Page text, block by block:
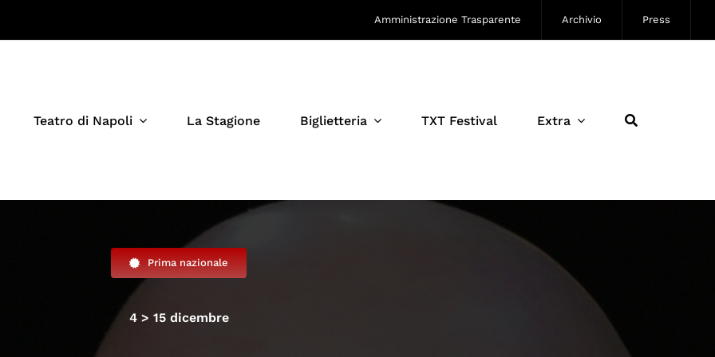
Amministrazione Trasparente Archivio Press
Teatro di Napoli La Stagione Biglietteria TXT Festival Extra
Prima nazionale
4 > 15 dicembre